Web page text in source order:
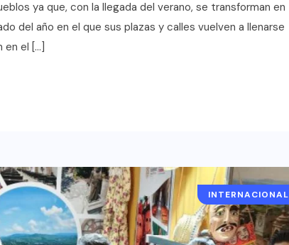
ya que, con la llegada del verano, se transforman en
del año en el que sus plazas y calles vuelven a llenarse
en el […]
INTERNACIONAL
oficial de “Mono no Aware”, una
de las obras más emblemáticas de